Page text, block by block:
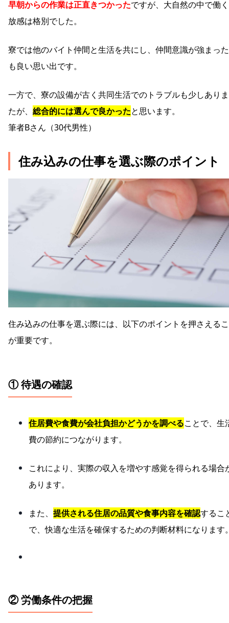
早朝からの作業は正直きつかったですが、大自然の中で働
放感は格別でした。
寮では他のバイト仲間と生活を共にし、仲間意識が強まっ
も良い思い出です。
一方で、寮の設備が古く共同生活でのトラブルも少しあり
たが、 総合的には選んで良かったと思います。
筆者Bさん（30代男性）
住み込みの仕事を選ぶ際のポイント
住み込みの仕事を選ぶ際には、以下のポイントを押さえる
が重要です。
① 待遇の確認
住居費や食費が会社負担かどうかを調べることで、生
費の節約につながります。
これにより、実際の収入を増やす感覚を得られる場合
あります。
また、 提供される住居の品質や食事内容を確認するこ
で、快適な生活を確保するための判断材料になります
② 労働条件の把握